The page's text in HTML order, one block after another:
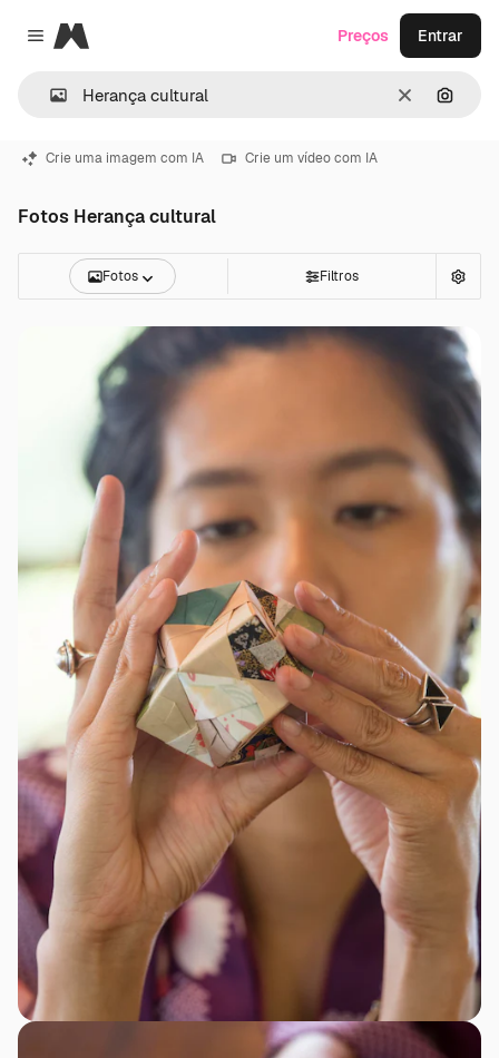
Close menu
Magnific
Limpar
Preços Entrar
Crie uma imagem com IA Crie um vídeo com IA
Fotos Herança cultural
Fotos Filtros